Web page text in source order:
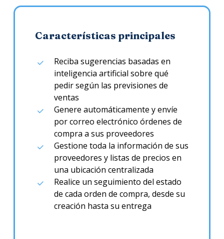
Características principales
Reciba sugerencias basadas en
inteligencia artificial sobre qué
pedir según las previsiones de
ventas
Genere automáticamente y envíe
por correo electrónico órdenes de
compra a sus proveedores
Gestione toda la información de sus
proveedores y listas de precios en
una ubicación centralizada
Realice un seguimiento del estado
de cada orden de compra, desde su
creación hasta su entrega